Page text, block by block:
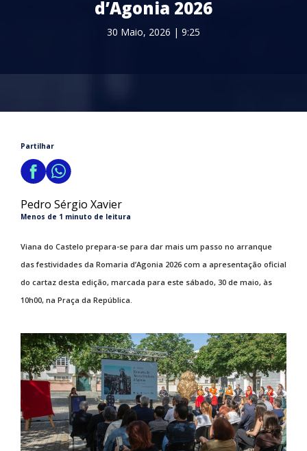
d’Agonia 2026
30 Maio, 2026 | 9:25
Partilhar
Pedro Sérgio Xavier
Menos de 1 minuto de leitura
Viana do Castelo prepara-se para dar mais um passo no arranque
das festividades da Romaria d’Agonia 2026 com a apresentação oficial
do cartaz desta edição, marcada para este sábado, 30 de maio, às
10h00, na Praça da República.